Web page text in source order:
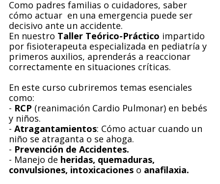
Como padres familias o cuidadores, saber
cómo actuar en una emergencia puede ser
decisivo ante un accidente.
En nuestro Taller Teórico-Práctico impartido
por fisioterapeuta especializada en pediatría y
primeros auxilios, aprenderás a reaccionar
correctamente en situaciones críticas.
En este curso cubriremos temas esenciales
como:
- RCP (reanimación Cardio Pulmonar) en bebés
y niños.
- Atragantamientos: Cómo actuar cuando un
niño se atraganta o se ahoga.
- Prevención de Accidentes.
- Manejo de heridas, quemaduras,
convulsiones, intoxicaciones o anafilaxia.